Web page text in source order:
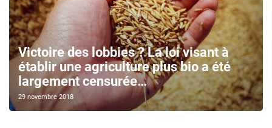
Victoire des lobbies ? La loi visant à
établir une agriculture plus bio a été
largement censurée…
29 novembre 2018